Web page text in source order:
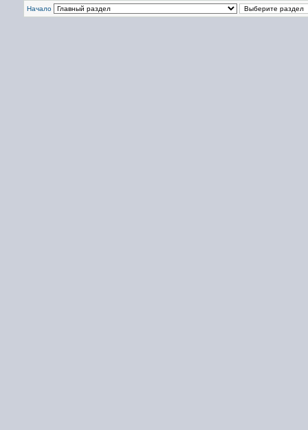
Начало